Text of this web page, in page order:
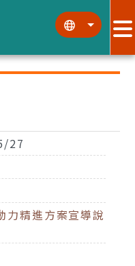
::: :::
27
力精進方案宣導說